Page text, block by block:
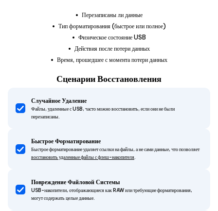
Перезаписаны ли данные
Тип форматирования (быстрое или полное)
Физическое состояние USB
Действия после потери данных
Время, прошедшее с момента потери данных
Сценарии Восстановления
Случайное Удаление
Файлы, удаленные с USB, часто можно восстановить, если они не были
перезаписаны.
Быстрое Форматирование
Быстрое форматирование удаляет ссылки на файлы, а не сами данные, что позволяет
восстановить удаленные файлы с флеш-накопителя.
Повреждение Файловой Системы
USB-накопители, отображающиеся как RAW или требующие форматирования,
могут содержать целые данные.